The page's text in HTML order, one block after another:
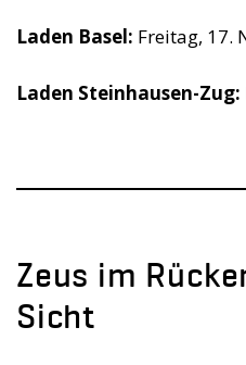
Laden Basel: Freitag, 17.
Laden Steinhausen-Zug:
Zeus im
Sicht